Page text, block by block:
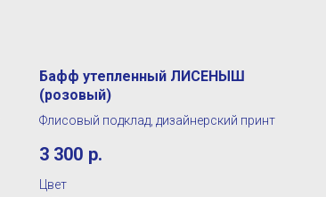
Бафф утепленный ЛИСЕНЫШ
(розовый)
Флисовый подклад, дизайнерский принт
3 300 р.
Цвет